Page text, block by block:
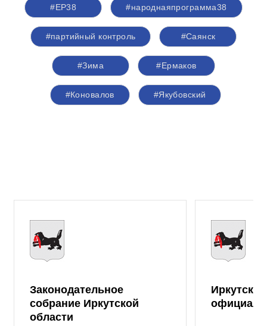
#ЕР38 #народнаяпрограмма38
#партийный контроль #Саянск
#Зима #Ермаков
#Коновалов #Якубовский
Законодательное
собрание Иркутской
области